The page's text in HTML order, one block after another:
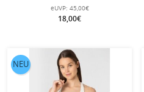
Tundra 175 Boyfriend Hipster
(Merinowolle) weiss Damen
eUVP: 45,00€
18,00€
NEU